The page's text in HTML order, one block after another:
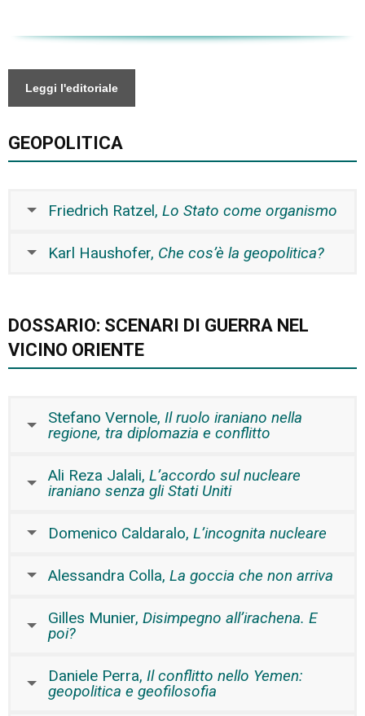
Vicino
quantità
Leggi l'editoriale
GEOPOLITICA
Friedrich Ratzel, Lo Stato come organismo
Karl Haushofer, Che cos’è la geopolitica?
DOSSARIO: SCENARI DI GUERRA NEL
VICINO ORIENTE
Stefano Vernole, Il ruolo iraniano nella
regione, tra diplomazia e conflitto
Ali Reza Jalali, L’accordo sul nucleare
iraniano senza gli Stati Uniti
Domenico Caldaralo, L’incognita nucleare
Alessandra Colla, La goccia che non arriva
Gilles Munier, Disimpegno all’irachena. E
poi?
Daniele Perra, Il conflitto nello Yemen:
geopolitica e geofilosofia